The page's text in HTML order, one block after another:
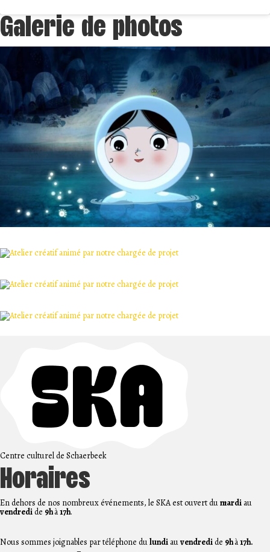
Galerie de photos
Centre culturel de Schaerbeek
Horaires
En dehors de nos nombreux événements, le SKA est ouvert dumardi au
vendredide 9hà17h.
Nous sommes joignables par téléphone dulundi auvendredide 9hà17h.